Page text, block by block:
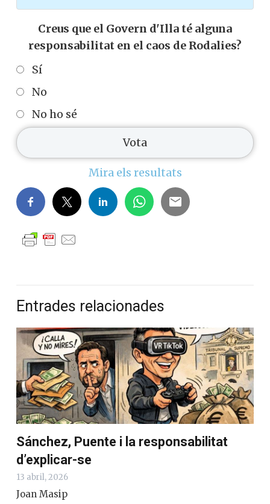
Creus que el Govern d'Illa té alguna
responsabilitat en el caos de Rodalies?
Sí
No
No ho sé
Mira els resultats
Entrades relacionades
Sánchez, Puente i la responsabilitat
d’explicar-se
13 abril, 2026
Joan Masip